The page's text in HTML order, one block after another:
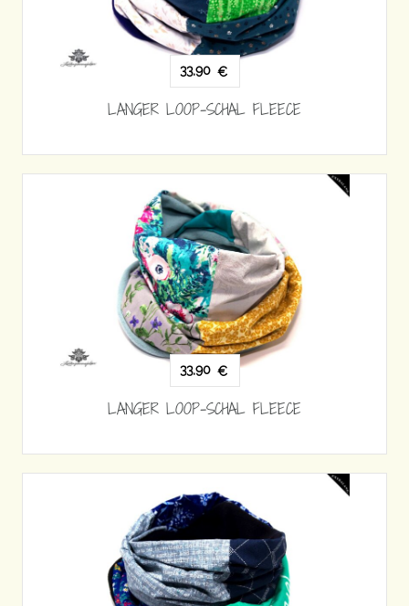
33,90 €
LANGER LOOP-SCHAL FLEECE
33,90 €
LANGER LOOP-SCHAL FLEECE